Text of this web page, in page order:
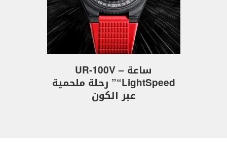
ساعة UR-100V –
“LightSpeed” رحلة ملحمية
عبر الكون